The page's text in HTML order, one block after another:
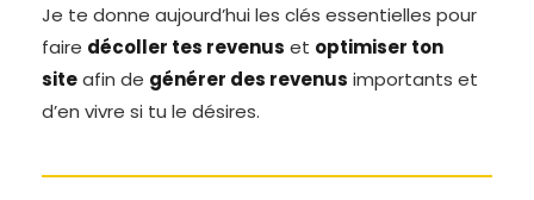
Je te donne aujourd’hui les clés essentielles pour
faire décoller tes revenus et optimiser ton
siteafin de générer des revenus importants et
d’en vivre si tu le désires.